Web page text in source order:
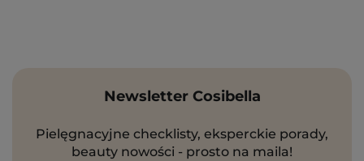
Newsletter Cosibella
Pielęgnacyjne checklisty, eksperckie porady,
beauty nowości - prosto na maila!